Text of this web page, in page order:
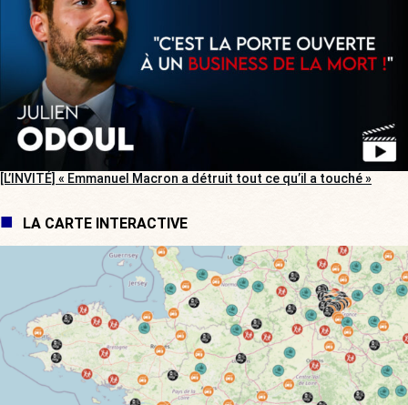
[L’INVITÉ] « Emmanuel Macron a détruit tout ce qu’il a touché »
LA CARTE INTERACTIVE